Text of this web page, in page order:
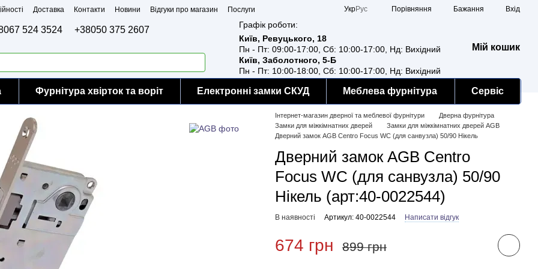
Доставка Контакти Новини Відгуки про магазин
Послуги
УкрРус Порівняння Бажання Вхід
524 3524 +38050 375 2607
Графік роботи:
Київ, Ревуцького, 18
Пн - Пт: 09:00-17:00, Сб: 10:00-17:00, Нд: Вихідний
Київ, Заболотного, 5-Б
Пн - Пт: 10:00-18:00, Сб: 10:00-17:00, Нд: Вихідний
Мій кошик
Фурнітура хвірток та воріт Електронні замки СКУД Меблева фурнітура Сервіс
Інтернет-магазин дверної та меблевої фурнітури
Дверна фурнітура
Замки для міжкімнатних дверей
Замки для міжкімнатних дверей AGB
Дверний замок AGB Centro Focus WC (для санвузла) 50/90 Нікель
Дверний замок AGB Centro
Focus WC (для санвузла) 50/90
Нікель (арт:40-0022544)
В наявності Артикул: 40-0022544 Написати відгук
674 грн 899 грн